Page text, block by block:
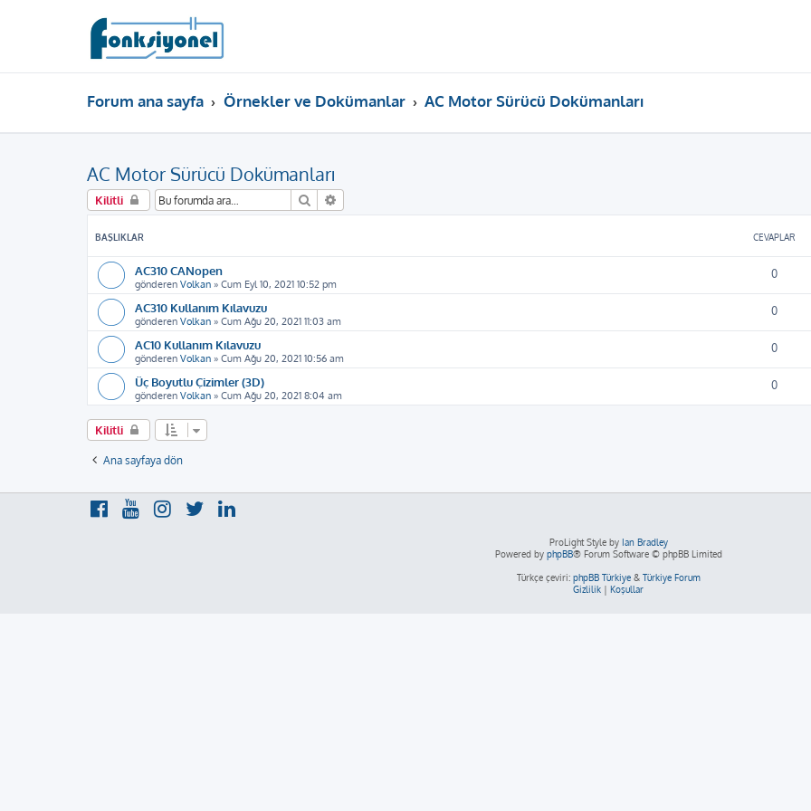
Forum ana sayfa Örnekler ve Dokümanlar AC Motor Sürücü Dokümanları
AC Motor Sürücü Dokümanları
Kilitli Ara
BAŞLIKLAR CEVAPLAR
AC310 CANopen
gönderen Volkan » Cum Eyl 10, 2021 10:52 pm
0
AC310 Kullanım Kılavuzu
gönderen Volkan » Cum Ağu 20, 2021 11:03 am
0
AC10 Kullanım Kılavuzu
gönderen Volkan » Cum Ağu 20, 2021 10:56 am
0
Üç Boyutlu Çizimler (3D)
gönderen Volkan » Cum Ağu 20, 2021 8:04 am
0
Kilitli
Ana sayfaya dön
ProLight Style by Ian Bradley
Powered by phpBB® Forum Software © phpBB Limited
Türkçe çeviri: phpBB Türkiye& Türkiye Forum
Gizlilik | Koşullar